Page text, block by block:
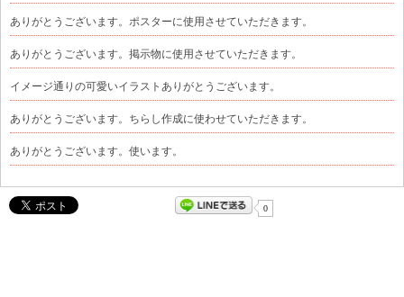
ありがとうございます。ポスターに使用させていただきます。
ありがとうございます。掲示物に使用させていただきます。
イメージ通りの可愛いイラストありがとうございます。
ありがとうございます。ちらし作成に使わせていただきます。
ありがとうございます。使います。
0